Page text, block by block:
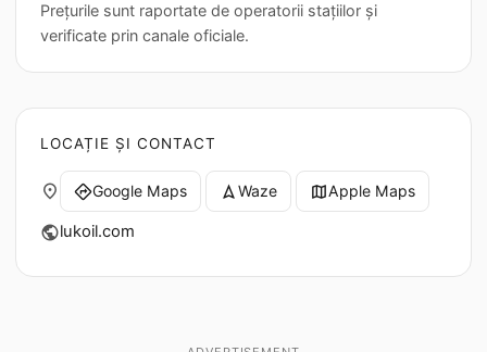
Prețurile sunt raportate de operatorii stațiilor și
verificate prin canale oficiale.
LOCAȚIE ȘI CONTACT
place directionsGoogle Maps navigation Waze mapApple Maps
publiclukoil.com